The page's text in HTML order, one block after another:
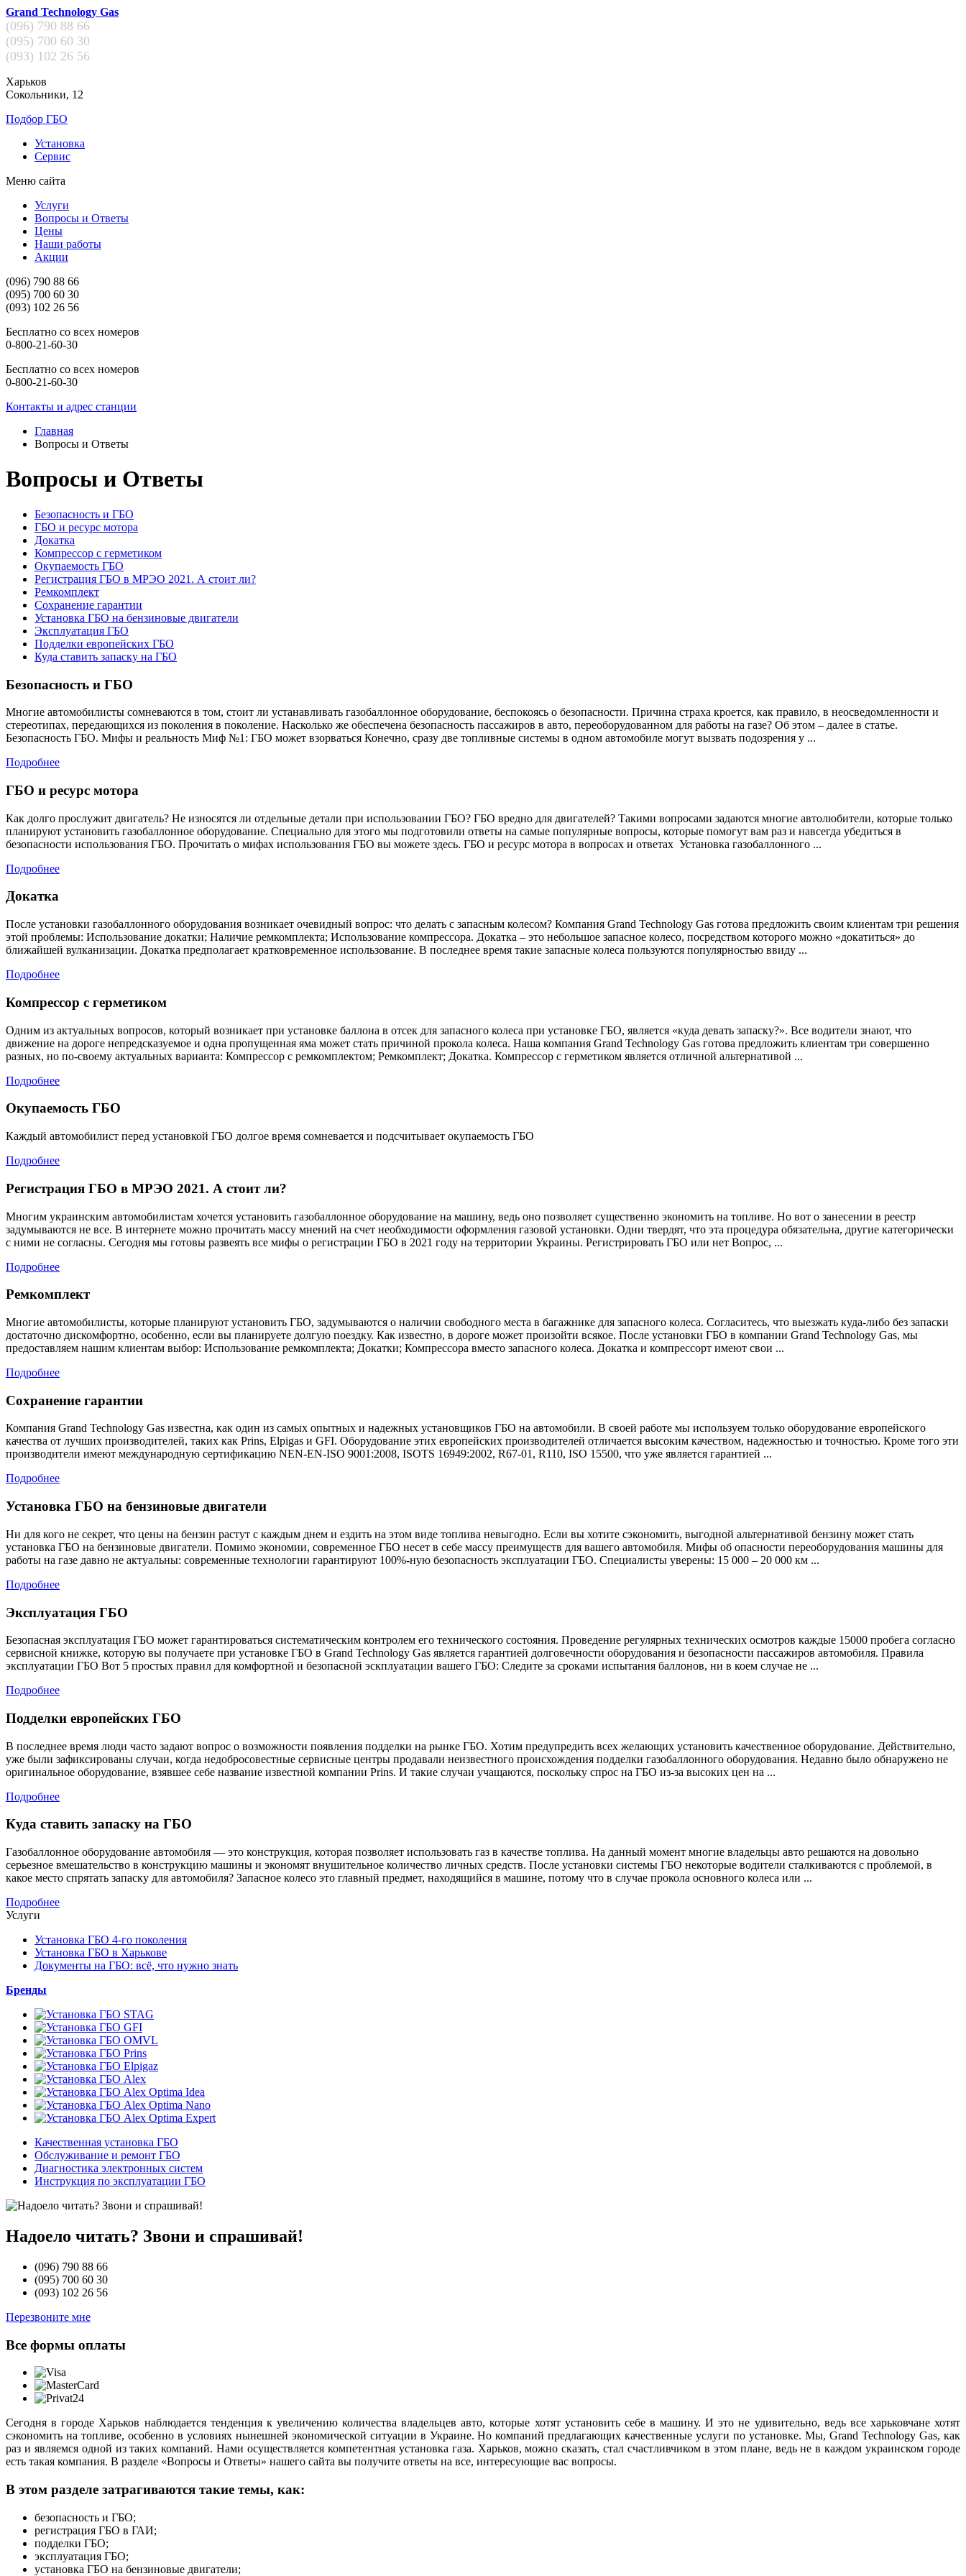
Grand Technology Gas
(096) 790 88 66
(095) 700 60 30
(093) 102 26 56
Харьков
Сокольники, 12
Подбор ГБО
Установка
Сервис
Меню сайта
Услуги
Вопросы и Ответы
Цены
Наши работы
Акции
(096) 790 88 66
(095) 700 60 30
(093) 102 26 56
Бесплатно со всех номеров
0-800-21-60-30
Бесплатно со всех номеров
0-800-21-60-30
Контакты и адрес станции
Главная
Вопросы и Ответы
Вопросы и Ответы
Безопасность и ГБО
ГБО и ресурс мотора
Докатка
Компрессор с герметиком
Окупаемость ГБО
Регистрация ГБО в МРЭО 2021. А стоит ли?
Ремкомплект
Сохранение гарантии
Установка ГБО на бензиновые двигатели
Эксплуатация ГБО
Подделки европейских ГБО
Куда ставить запаску на ГБО
Безопасность и ГБО
Многие автомобилисты сомневаются в том, стоит ли устанавливать газобаллонное оборудование, беспокоясь о безопасности. Причина страха кроется, как правило, в неосведомленности и
стереотипах, передающихся из поколения в поколение. Насколько же обеспечена безопасность пассажиров в авто, переоборудованном для работы на газе? Об этом – далее в статье.
Безопасность ГБО. Мифы и реальность Миф №1: ГБО может взорваться Конечно, сразу две топливные системы в одном автомобиле могут вызвать подозрения у ...
Подробнее
ГБО и ресурс мотора
Как долго прослужит двигатель? Не износятся ли отдельные детали при использовании ГБО? ГБО вредно для двигателей? Такими вопросами задаются многие автолюбители, которые только
планируют установить газобаллонное оборудование. Специально для этого мы подготовили ответы на самые популярные вопросы, которые помогут вам раз и навсегда убедиться в
безопасности использования ГБО. Прочитать о мифах использования ГБО вы можете здесь. ГБО и ресурс мотора в вопросах и ответах Установка газобаллонного ...
Подробнее
Докатка
После установки газобаллонного оборудования возникает очевидный вопрос: что делать с запасным колесом? Компания Grand Technology Gas готова предложить своим клиентам три решения
этой проблемы: Использование докатки; Наличие ремкомплекта; Использование компрессора. Докатка – это небольшое запасное колесо, посредством которого можно «докатиться» до
ближайшей вулканизации. Докатка предполагает кратковременное использование. В последнее время такие запасные колеса пользуются популярностью ввиду ...
Подробнее
Компрессор с герметиком
Одним из актуальных вопросов, который возникает при установке баллона в отсек для запасного колеса при установке ГБО, является «куда девать запаску?». Все водители знают, что
движение на дороге непредсказуемое и одна пропущенная яма может стать причиной прокола колеса. Наша компания Grand Technology Gas готова предложить клиентам три совершенно
разных, но по-своему актуальных варианта: Компрессор с ремкомплектом; Ремкомплект; Докатка. Компрессор с герметиком является отличной альтернативой ...
Подробнее
Окупаемость ГБО
Каждый автомобилист перед установкой ГБО долгое время сомневается и подсчитывает окупаемость ГБО
Подробнее
Регистрация ГБО в МРЭО 2021. А стоит ли?
Многим украинским автомобилистам хочется установить газобаллонное оборудование на машину, ведь оно позволяет существенно экономить на топливе. Но вот о занесении в реестр
задумываются не все. В интернете можно прочитать массу мнений на счет необходимости оформления газовой установки. Одни твердят, что эта процедура обязательна, другие категорически
с ними не согласны. Сегодня мы готовы развеять все мифы о регистрации ГБО в 2021 году на территории Украины. Регистрировать ГБО или нет Вопрос, ...
Подробнее
Ремкомплект
Многие автомобилисты, которые планируют установить ГБО, задумываются о наличии свободного места в багажнике для запасного колеса. Согласитесь, что выезжать куда-либо без запаски
достаточно дискомфортно, особенно, если вы планируете долгую поездку. Как известно, в дороге может произойти всякое. После установки ГБО в компании Grand Technology Gas, мы
предоставляем нашим клиентам выбор: Использование ремкомплекта; Докатки; Компрессора вместо запасного колеса. Докатка и компрессорт имеют свои ...
Подробнее
Сохранение гарантии
Компания Grand Technology Gas известна, как один из самых опытных и надежных установщиков ГБО на автомобили. В своей работе мы используем только оборудование европейского
качества от лучших производителей, таких как Prins, Elpigas и GFI. Оборудование этих европейских производителей отличается высоким качеством, надежностью и точностью. Кроме того эти
производители имеют международную сертификацию NEN-EN-ISO 9001:2008, ISOTS 16949:2002, R67-01, R110, ISO 15500, что уже является гарантией ...
Подробнее
Установка ГБО на бензиновые двигатели
Ни для кого не секрет, что цены на бензин растут с каждым днем и ездить на этом виде топлива невыгодно. Если вы хотите сэкономить, выгодной альтернативой бензину может стать
установка ГБО на бензиновые двигатели. Помимо экономии, современное ГБО несет в себе массу преимуществ для вашего автомобиля. Мифы об опасности переоборудования машины для
работы на газе давно не актуальны: современные технологии гарантируют 100%-ную безопасность эксплуатации ГБО. Специалисты уверены: 15 000 – 20 000 км ...
Подробнее
Эксплуатация ГБО
Безопасная эксплуатация ГБО может гарантироваться систематическим контролем его технического состояния. Проведение регулярных технических осмотров каждые 15000 пробега согласно
сервисной книжке, которую вы получаете при установке ГБО в Grand Technology Gas является гарантией долговечности оборудования и безопасности пассажиров автомобиля. Правила
эксплуатации ГБО Вот 5 простых правил для комфортной и безопасной эскплуатации вашего ГБО: Следите за сроками испытания баллонов, ни в коем случае не ...
Подробнее
Подделки европейских ГБО
В последнее время люди часто задают вопрос о возможности появления подделки на рынке ГБО. Хотим предупредить всех желающих установить качественное оборудование. Действительно,
уже были зафиксированы случаи, когда недобросовестные сервисные центры продавали неизвестного происхождения подделки газобаллонного оборудования. Недавно было обнаружено не
оригинальное оборудование, взявшее себе название известной компании Prins. И такие случаи учащаются, поскольку спрос на ГБО из-за высоких цен на ...
Подробнее
Куда ставить запаску на ГБО
Газобаллонное оборудование автомобиля — это конструкция, которая позволяет использовать газ в качестве топлива. На данный момент многие владельцы авто решаются на довольно
серьезное вмешательство в конструкцию машины и экономят внушительное количество личных средств. После установки системы ГБО некоторые водители сталкиваются с проблемой, в
какое место спрятать запаску для автомобиля? Запасное колесо это главный предмет, находящийся в машине, потому что в случае прокола основного колеса или ...
Подробнее
Услуги
Установка ГБО 4-го поколения
Установка ГБО в Харькове
Документы на ГБО: всё, что нужно знать
Бренды
Качественная установка ГБО
Обслуживание и ремонт ГБО
Диагностика электронных систем
Инструкция по эксплуатации ГБО
Надоело читать? Звони и спрашивай!
(096) 790 88 66
(095) 700 60 30
(093) 102 26 56
Перезвоните мне
Все формы оплаты
Сегодня в городе Харьков наблюдается тенденция к увеличению количества владельцев авто, которые хотят установить себе в машину. И это не удивительно, ведь все харьковчане хотят
сэкономить на топливе, особенно в условиях нынешней экономической ситуации в Украине. Но компаний предлагающих качественные услуги по установке. Мы, Grand Technology Gas, как
раз и являемся одной из таких компаний. Нами осуществляется компетентная установка газа. Харьков, можно сказать, стал счастливчиком в этом плане, ведь не в каждом украинском городе
есть такая компания. В разделе «Вопросы и Ответы» нашего сайта вы получите ответы на все, интересующие вас вопросы.
В этом разделе затрагиваются такие темы, как:
безопасность и ГБО;
регистрация ГБО в ГАИ;
подделки ГБО;
эксплуатация ГБО;
установка ГБО на бензиновые двигатели;